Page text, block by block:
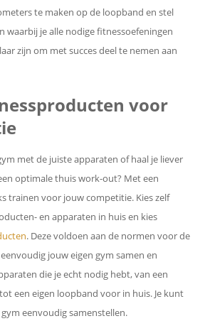
te maken op de loopband en stel
waarbij je alle nodige fitnessoefeningen
zijn om met succes deel te nemen aan
voor
met de juiste apparaten of haal je liever
optimale thuis work-out? Met een
trainen voor jouw competitie. Kies zelf
en apparaten in huis en kies
. Deze voldoen aan de normen voor de
jouw eigen gym samen en
die je echt nodig hebt, van een
een eigen loopband voor in huis. Je kunt
gym eenvoudig samenstellen.